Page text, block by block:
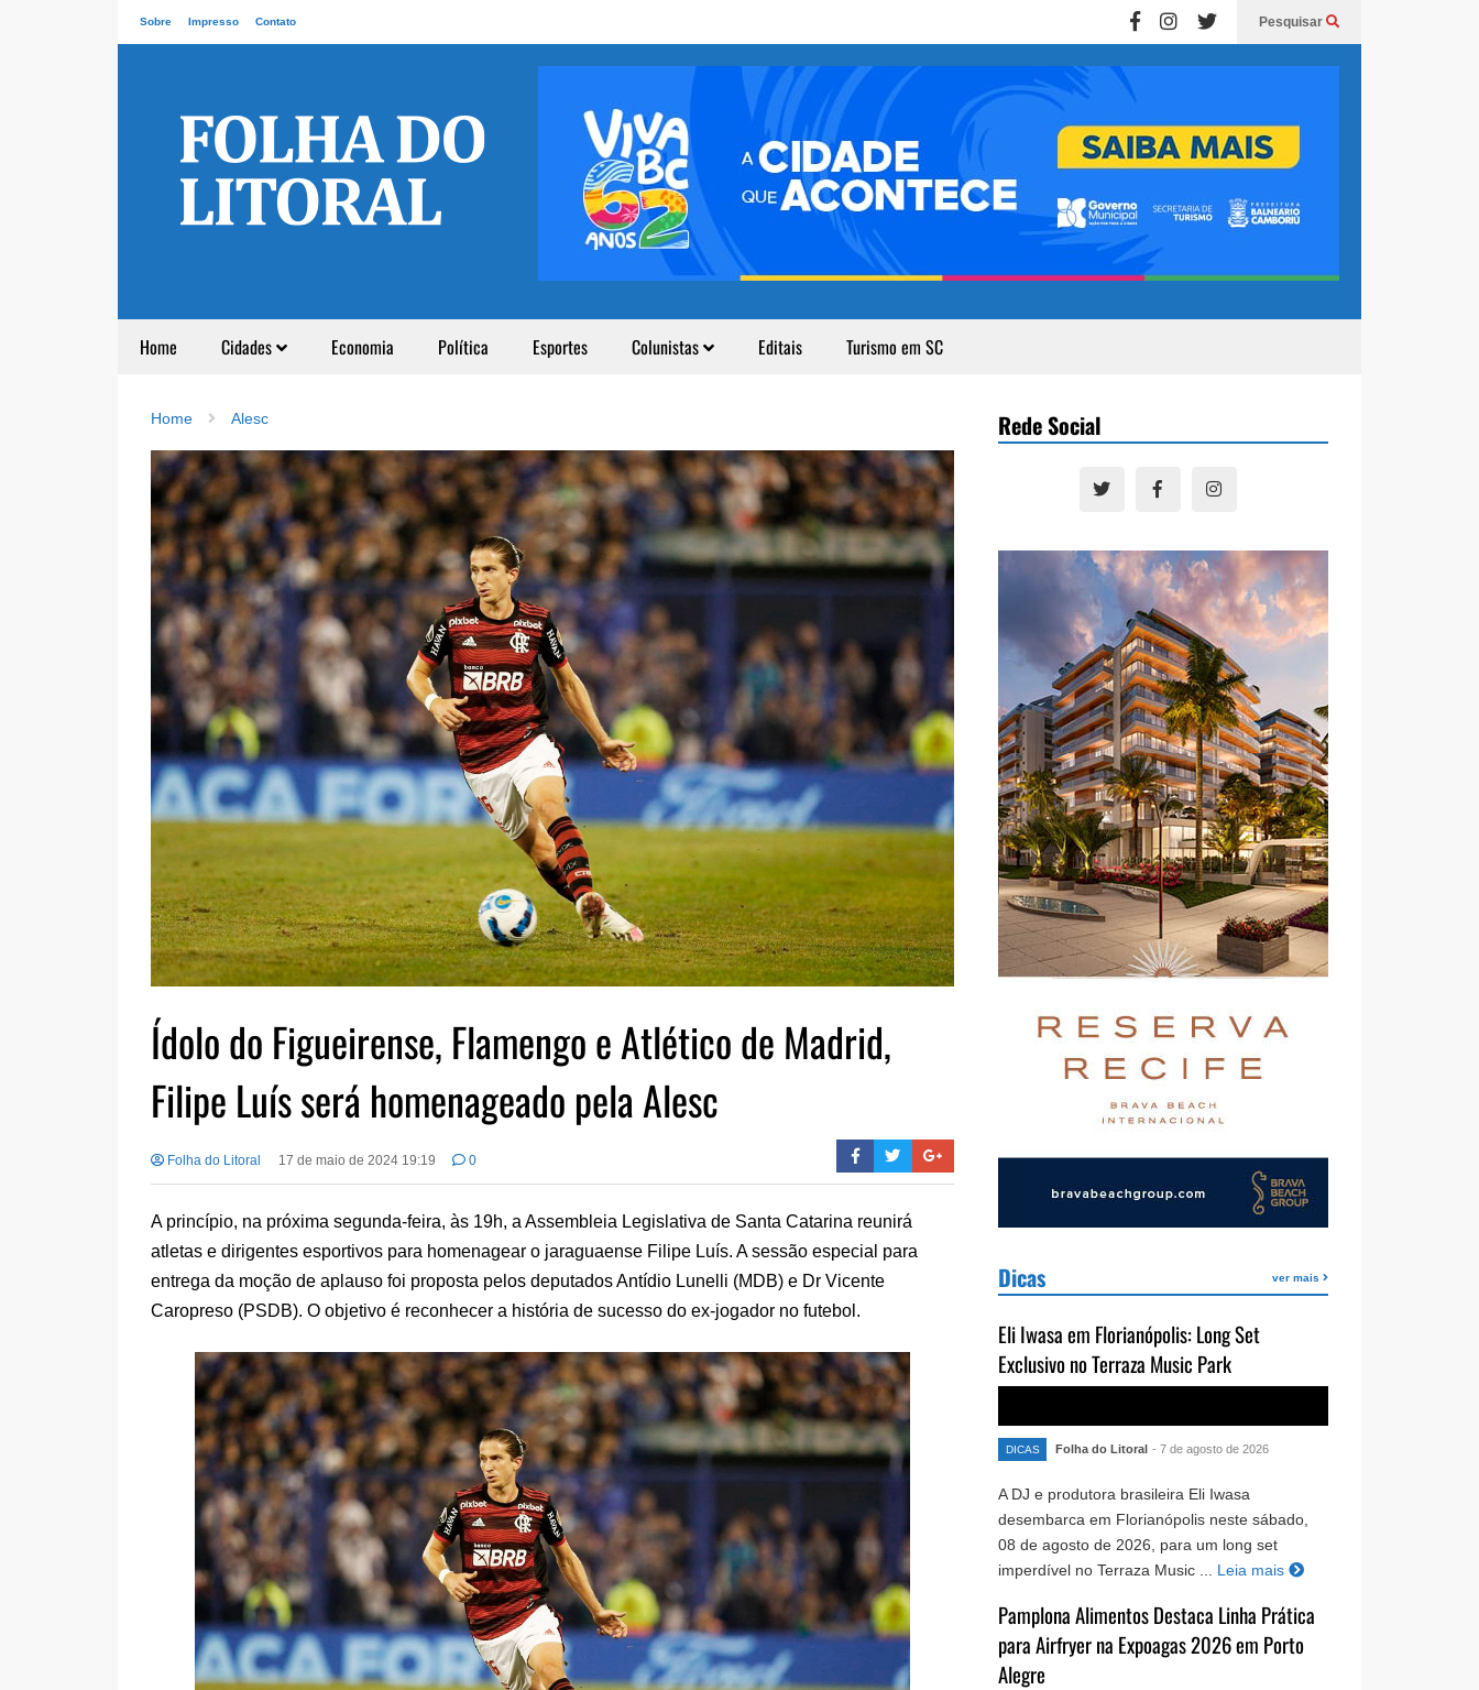
Sobre Impresso Contato Pesquisar
Home Cidades Economia Política Esportes Colunistas Editais Turismo em SC
Home Alesc
Ídolo do Figueirense, Flamengo e Atlético de Madrid,
Filipe Luís será homenageado pela Alesc
Folha do Litoral 17 de maio de 2024 19:19 0
A princípio, na próxima segunda-feira, às 19h, a Assembleia Legislativa de Santa Catarina reunirá
atletas e dirigentes esportivos para homenagear o jaraguaense Filipe Luís. A sessão especial para
entrega da moção de aplauso foi proposta pelos deputados Antídio Lunelli (MDB) e Dr Vicente
Caropreso (PSDB). O objetivo é reconhecer a história de sucesso do ex-jogador no futebol.
Rede Social
Dicas ver mais
Eli Iwasa em Florianópolis: Long Set
Exclusivo no Terraza Music Park
DICAS Folha do Litoral - 7 de agosto de 2026
A DJ e produtora brasileira Eli Iwasa
desembarca em Florianópolis neste sábado,
08 de agosto de 2026, para um long set
imperdível no Terraza Music ...
Leia mais
Pamplona Alimentos Destaca Linha Prática
para Airfryer na Expoagas 2026 em Porto
Alegre